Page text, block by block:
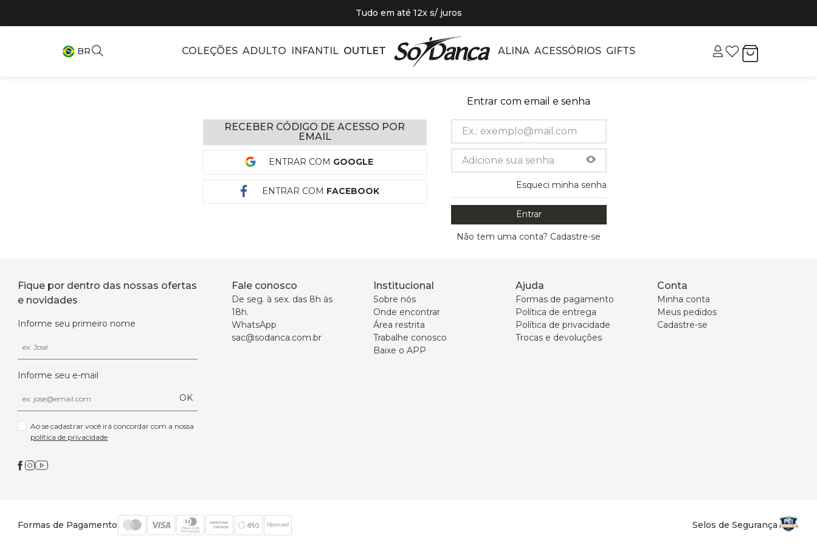
Tudo em até 12x s/ juros
BR COLEÇÕES ADULTO INFANTIL OUTLET ALINA ACESSÓRIOS GIFTS
RECEBER CÓDIGO DE ACESSO POR
EMAIL
ENTRAR COM GOOGLE
ENTRAR COM FACEBOOK
Entrar com email e senha
Esqueci minha senha
Entrar
Não tem uma conta? Cadastre-se
Fique por dentro das nossas ofertas
e novidades
Informe seu primeiro nome
Informe seu e-mail
OK
política de privacidade
Fale conosco
De seg. à sex. das 8h às
18h.
WhatsApp
sac@sodanca.com.br
Institucional
Sobre nós
Onde encontrar
Área restrita
Trabalhe conosco
Baixe o APP
Ajuda
Formas de pagamento
Política de entrega
Política de privacidade
Trocas e devoluções
Conta
Minha conta
Meus pedidos
Cadastre-se
Formas de Pagamento Selos de Segurança